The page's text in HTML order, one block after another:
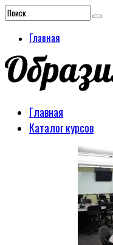
Главная
Главная
Каталог курсов